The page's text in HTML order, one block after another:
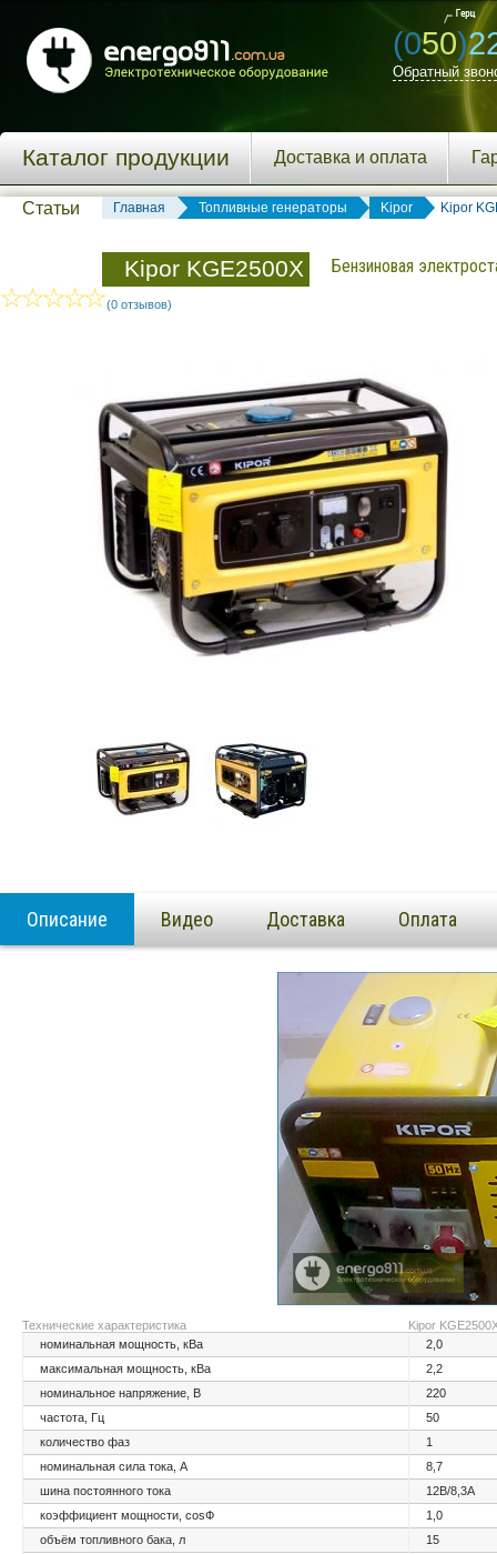
(050)
Обратный
Каталог продукции Доставка и оплата
Статьи Главная Топливные генераторы Kipor Kipor
Kipor KGE2500X Бензиновая
(0 отзывов)
Описание Видео Доставка Оплата
Технические характеристика
Kipor
номинальная мощность, кВа
2,0
максимальная мощность, кВа
2,2
номинальное напряжение, В
220
частота, Гц
50
количество фаз
1
номинальная сила тока, А
8,7
шина постоянного тока
12В/8,3А
коэффициент мощности, cosФ
1,0
объём топливного бака, л
15